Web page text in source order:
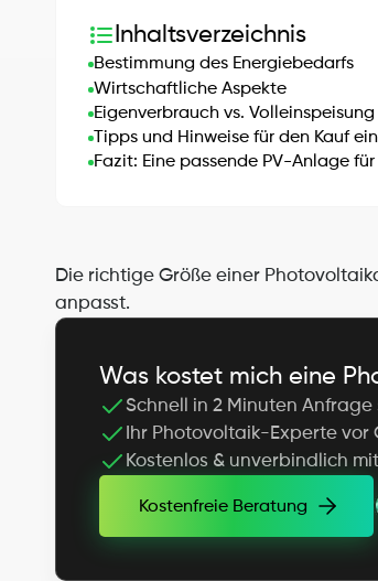
Die richtige Größe einer
anpasst.
Was kostet mich eine
Schnell in 2 Minuten Anfrage
Ihr Photovoltaik-Experte vor
Kostenlos & unverbindlich
Kostenfreie Beratung
Inhaltsverzeichnis
Bestimmung des Energiebedarfs
Wirtschaftliche Aspekte
Eigenverbrauch vs. Volleinspeisung
Tipps und Hinweise für den Kauf
Fazit: Eine passende PV-Anlage